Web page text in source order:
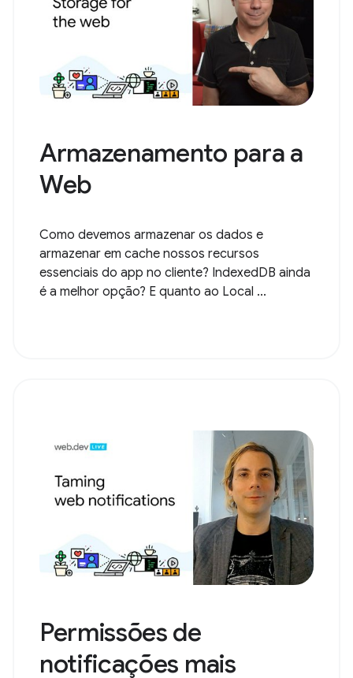
Armazenamento para a
Web
Como devemos armazenar os dados e
armazenar em cache nossos recursos
essenciais do app no cliente? IndexedDB ainda
é a melhor opção? E quanto ao Local ...
Permissões de
notificações mais